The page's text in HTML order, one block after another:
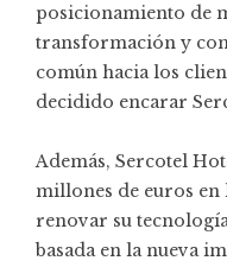
posicionamiento de
transformación y
común hacia los
decidido encarar
Además, Sercotel
millones de euros en
renovar su
basada en la nueva